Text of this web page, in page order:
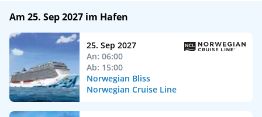
Am 25. Sep 2027 im Hafen
25. Sep 2027
An: 06:00
Ab: 15:00
Norwegian Bliss
Norwegian Cruise Line